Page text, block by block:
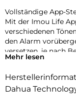
Vollständige App-
Mit der Imou Life
verschiedenen
den Alarm
versetzen, je nach
Es wird eine 2,4-
und mit den zwei
Mehr lesen
Dahua